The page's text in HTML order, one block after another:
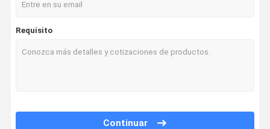
Requisito
Continuar